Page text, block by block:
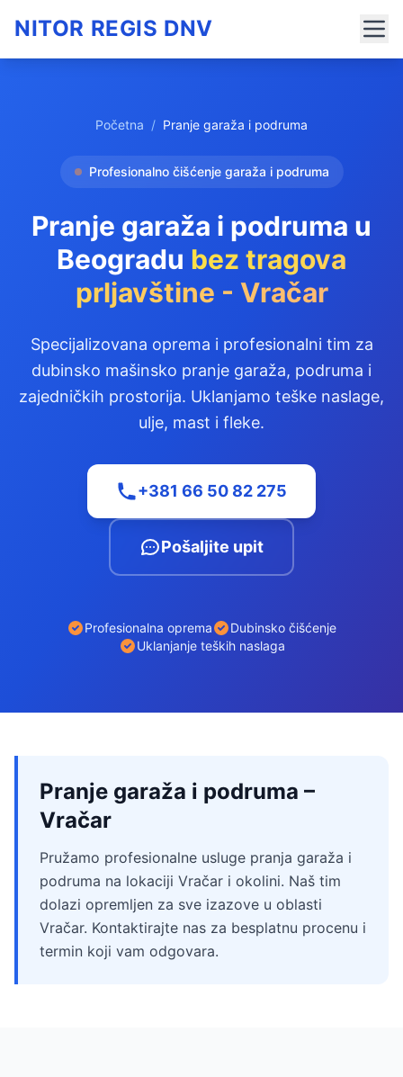
NITOR REGIS DNV
Početna / Pranje garaža i podruma
Profesionalno čišćenje garaža i podruma
Pranje garaža i podruma u
Beogradu bez tragova
prljavštine - Vračar
Specijalizovana oprema i profesionalni tim za
dubinsko mašinsko pranje garaža, podruma i
zajedničkih prostorija. Uklanjamo teške naslage,
ulje, mast i fleke.
+381 66 50 82 275
Pošaljite upit
Profesionalna oprema
Dubinsko čišćenje
Uklanjanje teških naslaga
Pranje garaža i podruma –
Vračar
Pružamo profesionalne usluge pranja garaža i
podruma na lokaciji Vračar i okolini. Naš tim
dolazi opremljen za sve izazove u oblasti
Vračar. Kontaktirajte nas za besplatnu procenu i
termin koji vam odgovara.